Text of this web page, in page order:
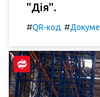
"Дія".
#QR-код #